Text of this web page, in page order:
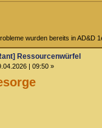
wurden bereits in AD&D
Ressourcenwürfel
| 09:50 »